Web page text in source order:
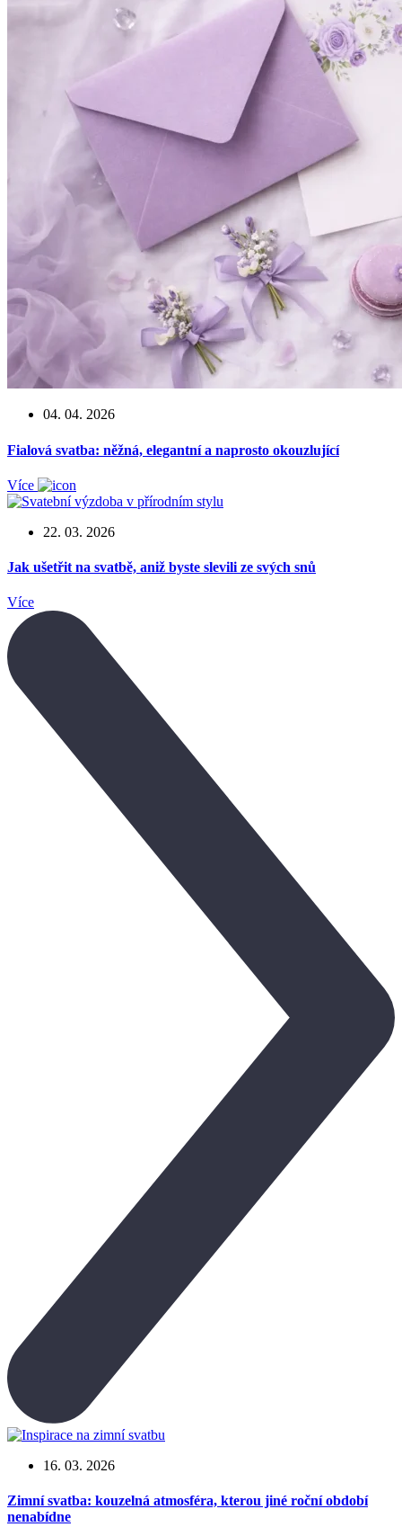
04. 04. 2026
Fialová svatba: něžná, elegantní a naprosto okouzlující
Více
22. 03. 2026
Jak ušetřit na svatbě, aniž byste slevili ze svých snů
Více
16. 03. 2026
Zimní svatba: kouzelná atmosféra, kterou jiné roční období
nenabídne